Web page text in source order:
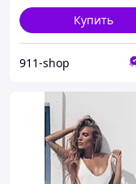
Купить
911-shop